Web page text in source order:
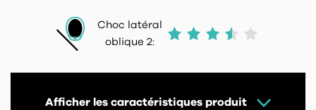
Choc latéral
oblique 2:
Afficher les caractéristiques produit